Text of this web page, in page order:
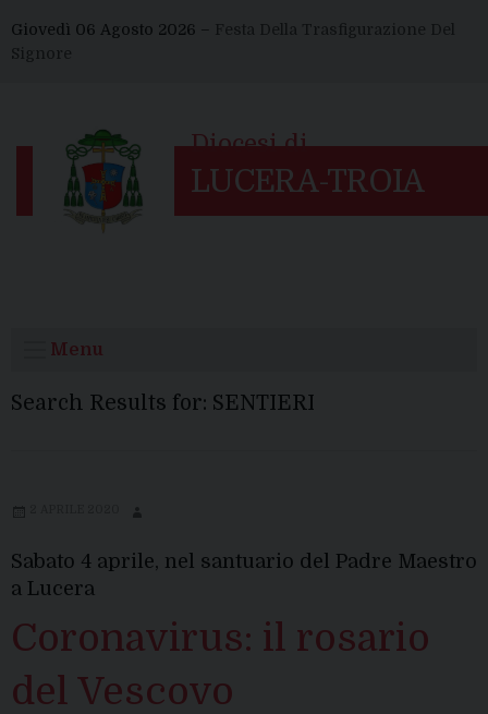
to
content
Giovedì 06 Agosto 2026 – Festa Della Trasfigurazione Del
Signore
Menu
Search Results for: SENTIERI
Sabato 4 aprile, nel santuario del Padre Maestro
a Lucera
Coronavirus: il rosario
del Vescovo